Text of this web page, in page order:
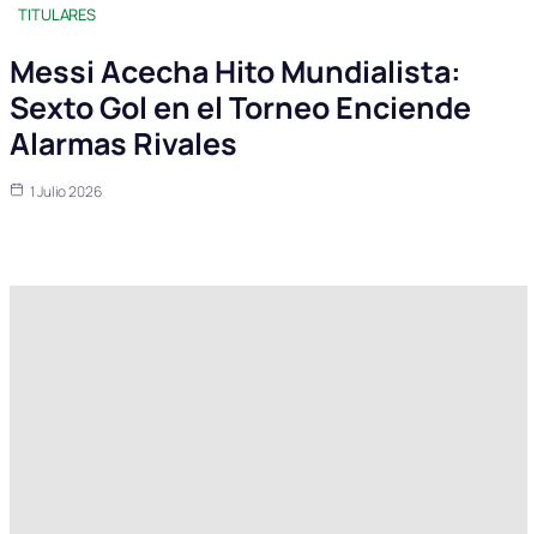
TITULARES
Messi Acecha Hito Mundialista:
Sexto Gol en el Torneo Enciende
Alarmas Rivales
1 Julio 2026